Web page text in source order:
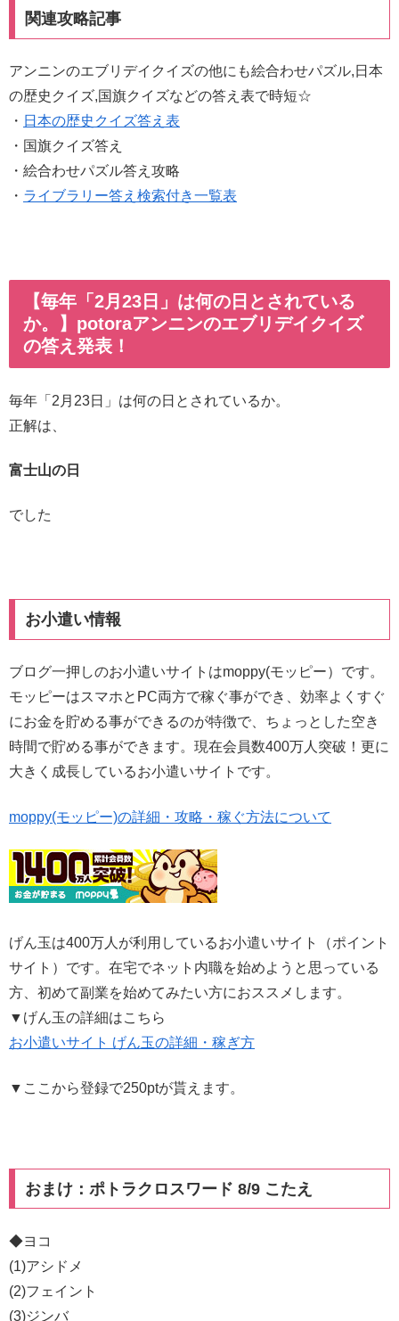
関連攻略記事
アンニンのエブリデイクイズの他にも絵合わせパズル,日本
の歴史クイズ,国旗クイズなどの答え表で時短☆
・ 日本の歴史クイズ答え表
・国旗クイズ答え
・絵合わせパズル答え攻略
・ ライブラリー答え検索付き一覧表
【毎年「2月23日」は何の日とされている
か。】potoraアンニンのエブリデイクイズ
の答え発表！
毎年「2月23日」は何の日とされているか。
正解は、
富士山の日
でした
お小遣い情報
ブログ一押しのお小遣いサイトはmoppy(モッピー）です。
モッピーはスマホとPC両方で稼ぐ事ができ、効率よくすぐ
にお金を貯める事ができるのが特徴で、ちょっとした空き
時間で貯める事ができます。現在会員数400万人突破！更に
大きく成長しているお小遣いサイトです。
moppy(モッピー)の詳細・攻略・稼ぐ方法について
げん玉は400万人が利用しているお小遣いサイト（ポイント
サイト）です。在宅でネット内職を始めようと思っている
方、初めて副業を始めてみたい方におススメします。
▼げん玉の詳細はこちら
お小遣いサイト げん玉の詳細・稼ぎ方
▼ここから登録で250ptが貰えます。
おまけ：ポトラクロスワード 8/9 こたえ
◆ヨコ
(1)アシドメ
(2)フェイント
(3)ジンバ